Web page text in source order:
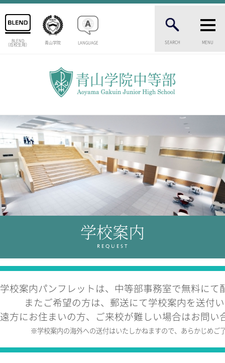
BLEND
（在校生用） 青山学院 LANGUAGE SEARCH MENU
中等部の歴史
特色ある教育
生徒数・教職員数
一貫校の流れ
卒業生インタビュー
校舎情報
メディアライブラリー
教育課程
教科学習
キリスト教教育
国際交流
SCHOOL LIFE
学校案内
REQUEST
学校案内パンフレットは、中等部事務室で無料にて
またご希望の方は、郵送にて学校案内を送付
遠方にお住まいの方、ご来校が難しい場合はお問い
※学校案内の海外への送付はいたしかねますので、あらかじめご